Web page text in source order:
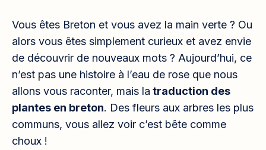
Vous êtes Breton et vous avez la main verte ? Ou
alors vous êtes simplement curieux et avez envie
de découvrir de nouveaux mots ? Aujourd’hui, ce
n’est pas une histoire à l’eau de rose que nous
allons vous raconter, mais la traduction des
plantes en breton. Des fleurs aux arbres les plus
communs, vous allez voir c’est bête comme
choux !